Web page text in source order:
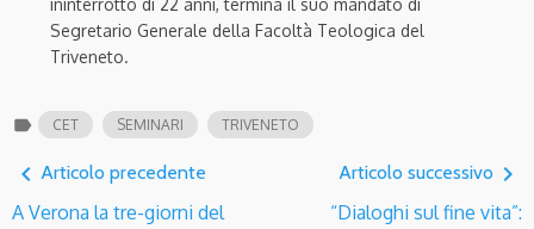
ininterrotto di 22 anni, termina il suo mandato di
Segretario Generale della Facoltà Teologica del
Triveneto.
label CET SEMINARI TRIVENETO
navigate_before Articolo precedente
A Verona la tre-giorni del
Articolo successivo navigate_next
“Dialoghi sul fine vita”: